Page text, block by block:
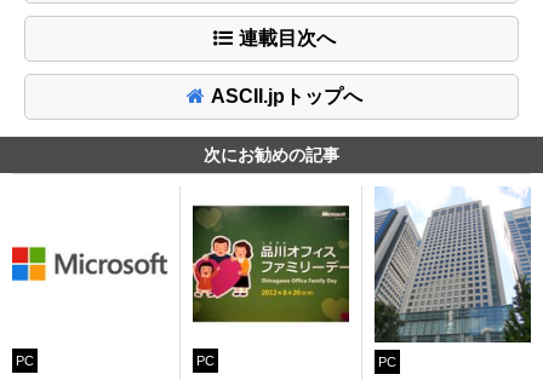
連載目次へ
ASCII.jpトップへ
次にお勧めの記事
PC PC PC